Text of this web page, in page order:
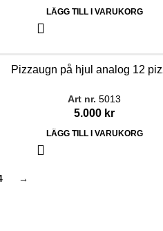
LÄGG TILL I VARUKORG
Pizzaugn på hjul analog 12
Art nr. 5013
5.000 kr
LÄGG TILL I VARUKORG
→